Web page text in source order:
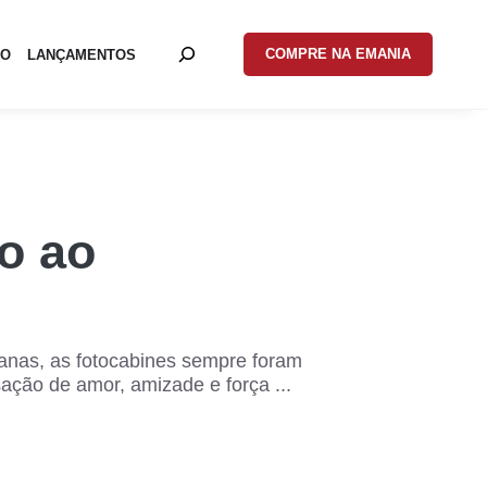
LANÇAMENTOS COMPRE NA EMANIA
ao
as fotocabines sempre foram
de amor, amizade e força ...